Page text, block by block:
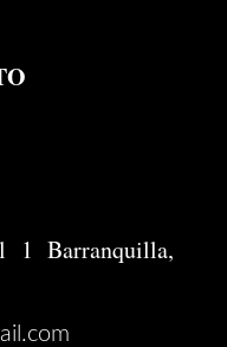
1 Barranquilla,